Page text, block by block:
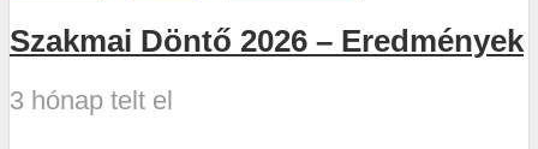
Szakmai Döntő 2026 – Eredmények
3 hónap telt el